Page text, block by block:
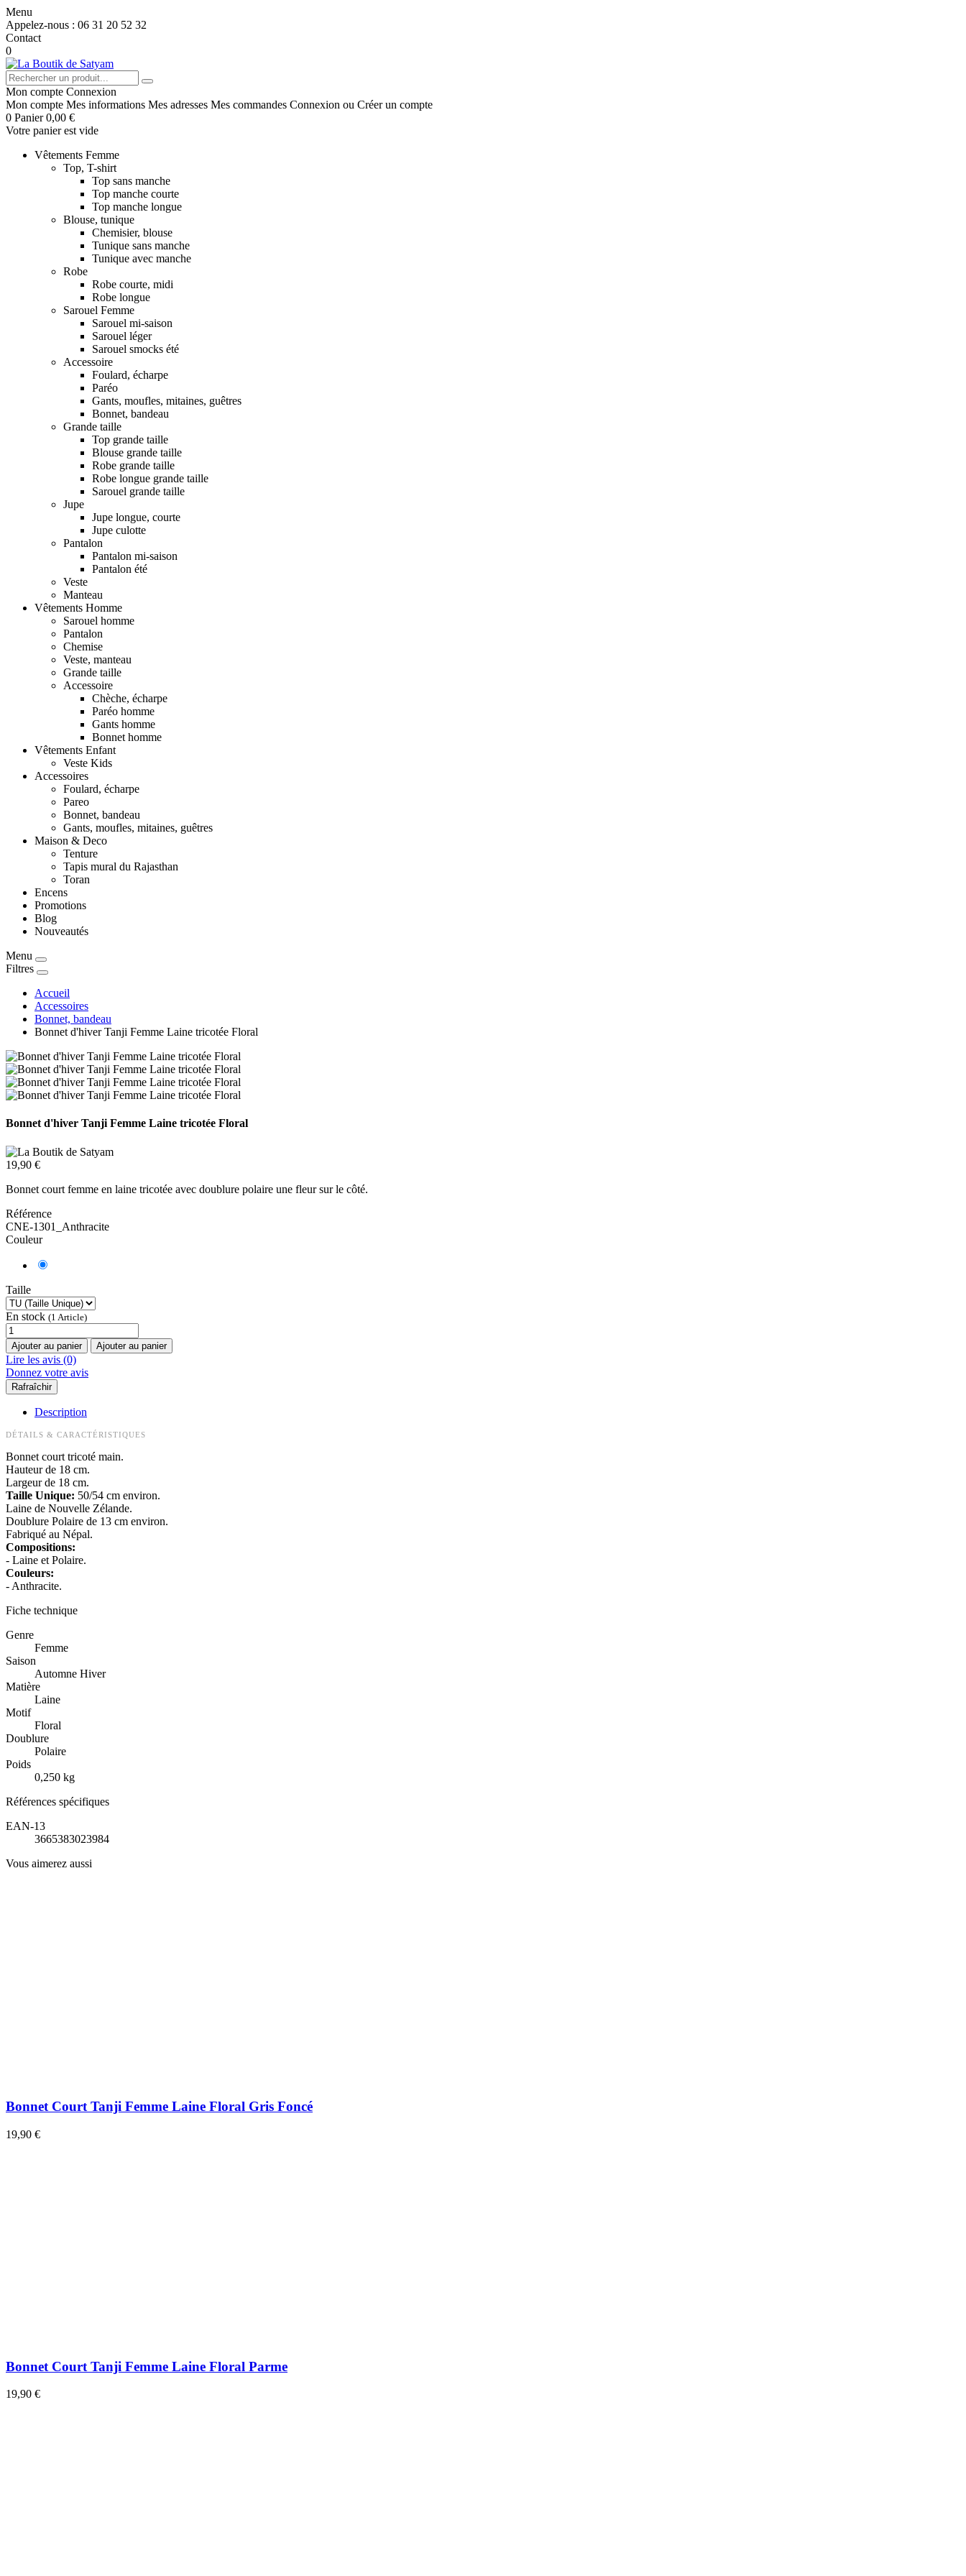
Menu
Appelez-nous : 06 31 20 52 32
Contact
0
Mon compte Connexion
Mon compte Mes informations Mes adresses Mes commandes Connexion ou Créer un compte
0 Panier 0,00 €
Votre panier est vide
Vêtements Femme
Top, T-shirt
Top sans manche
Top manche courte
Top manche longue
Blouse, tunique
Chemisier, blouse
Tunique sans manche
Tunique avec manche
Robe
Robe courte, midi
Robe longue
Sarouel Femme
Sarouel mi-saison
Sarouel léger
Sarouel smocks été
Accessoire
Foulard, écharpe
Paréo
Gants, moufles, mitaines, guêtres
Bonnet, bandeau
Grande taille
Top grande taille
Blouse grande taille
Robe grande taille
Robe longue grande taille
Sarouel grande taille
Jupe
Jupe longue, courte
Jupe culotte
Pantalon
Pantalon mi-saison
Pantalon été
Veste
Manteau
Vêtements Homme
Sarouel homme
Pantalon
Chemise
Veste, manteau
Grande taille
Accessoire
Chèche, écharpe
Paréo homme
Gants homme
Bonnet homme
Vêtements Enfant
Veste Kids
Accessoires
Foulard, écharpe
Pareo
Bonnet, bandeau
Gants, moufles, mitaines, guêtres
Maison & Deco
Tenture
Tapis mural du Rajasthan
Toran
Encens
Promotions
Blog
Nouveautés
Menu
Filtres
Accueil
Accessoires
Bonnet, bandeau
Bonnet d'hiver Tanji Femme Laine tricotée Floral
Bonnet d'hiver Tanji Femme Laine tricotée Floral
19,90 €
Bonnet court femme en laine tricotée avec doublure polaire une fleur sur le côté.
Référence
CNE-1301_Anthracite
Couleur
Taille
En stock (1 Article)
Ajouter au panier Ajouter au panier
Lire les avis (0)
Donnez votre avis
Description
DÉTAILS & CARACTÉRISTIQUES
Bonnet court tricoté main.
Hauteur de 18 cm.
Largeur de 18 cm.
Taille Unique: 50/54 cm environ.
Laine de Nouvelle Zélande.
Doublure Polaire de 13 cm environ.
Fabriqué au Népal.
Compositions:
- Laine et Polaire.
Couleurs:
- Anthracite.
Fiche technique
Genre
Femme
Saison
Automne Hiver
Matière
Laine
Motif
Floral
Doublure
Polaire
Poids
0,250 kg
Références spécifiques
EAN-13
3665383023984
Vous aimerez aussi
Bonnet Court Tanji Femme Laine Floral Gris Foncé
19,90 €
Bonnet Court Tanji Femme Laine Floral Parme
19,90 €